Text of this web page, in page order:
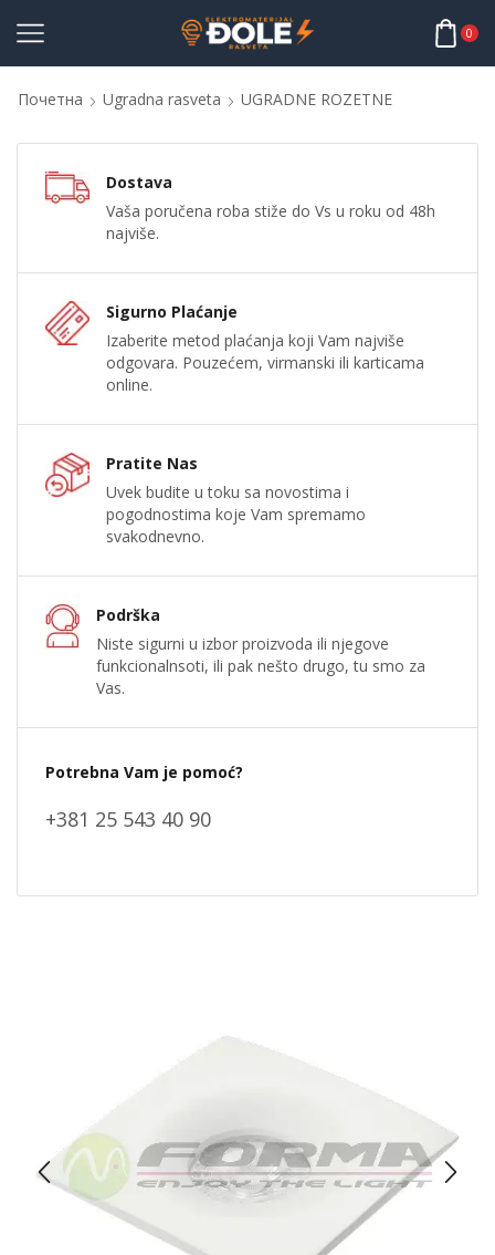
0
Почетна Ugradna rasveta UGRADNE ROZETNE
Dostava
Vaša poručena roba stiže do Vs u roku od 48h
najviše.
Sigurno Plaćanje
Izaberite metod plaćanja koji Vam najviše
odgovara. Pouzećem, virmanski ili karticama
online.
Pratite Nas
Uvek budite u toku sa novostima i
pogodnostima koje Vam spremamo
svakodnevno.
Podrška
Niste sigurni u izbor proizvoda ili njegove
funkcionalnsoti, ili pak nešto drugo, tu smo za
Vas.
Potrebna Vam je pomoć?
+381 25 543 40 90